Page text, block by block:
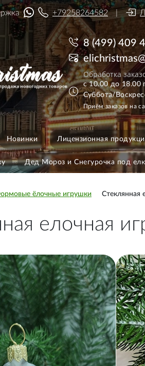
+79258264582
8 (499) 409
Обработка
с 10.00 до 18.00
Суббота/
Приём заказов на
Новинки Лицензионная
Дед Мороз и Снегурочка под
ёлочные игрушки Стеклянная
елочная